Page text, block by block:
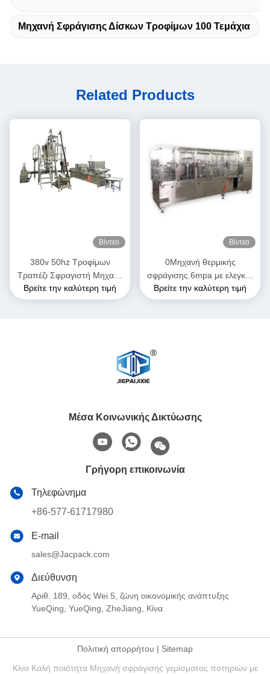
Μηχανή Σφράγισης Δίσκων Τροφίμων 100 Τεμάχια
Related Products
Βίντεο
380v 50hz Τροφίμων
Τραπέζι Σφραγιστή Μηχανή
για ταχείας κατάψυξης
Τροφίμων Τροφίμων
Βρείτε την καλύτερη τιμή
Βίντεο
0Μηχανή θερμικής
σφράγισης.6mpa με ελεγκτή
θερμοστάτη Omron PID
Βρείτε την καλύτερη τιμή
Μέσα Κοινωνικής Δικτύωσης
Γρήγορη επικοινωνία
Τηλεφώνημα
+86-577-61717980
E-mail
sales@Jacpack.com
Διεύθυνση
Αριθ. 189, οδός Wei 5, ζώνη οικονομικής ανάπτυξης
YueQing, YueQing, ZheJiang, Κίνα
Πολιτική απορρήτου | Sitemap
Κίνα Καλή ποιότητα Μηχανή σφράγισης γεμίσματος ποτηριών με